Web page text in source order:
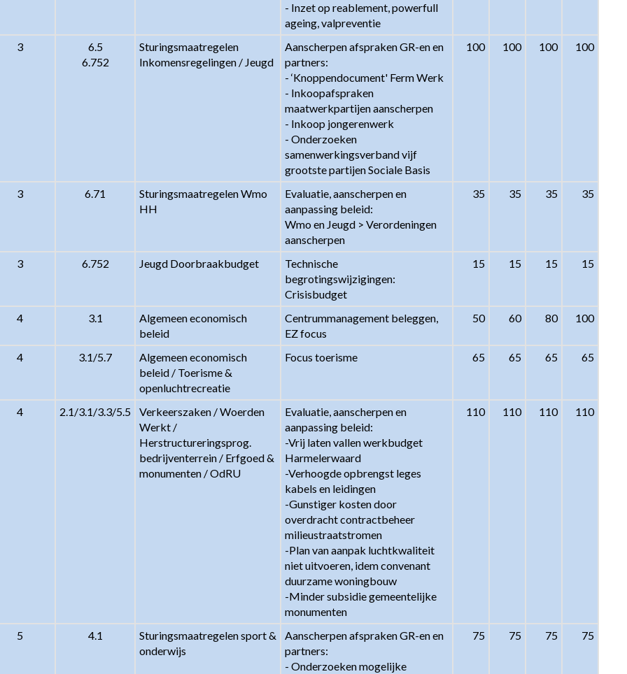
- Inzet op reablement, powerfull
ageing, valpreventie
3
6.5
6.752
Sturingsmaatregelen
Inkomensregelingen / Jeugd
Aanscherpen afspraken GR-en en
partners:
- ‘Knoppendocument' Ferm Werk
- Inkoopafspraken
maatwerkpartijen aanscherpen
- Inkoop jongerenwerk
- Onderzoeken
samenwerkingsverband vijf
grootste partijen Sociale Basis
100 100 100 100
3 6.71
Sturingsmaatregelen Wmo
HH
Evaluatie, aanscherpen en
aanpassing beleid:
Wmo en Jeugd > Verordeningen
aanscherpen
35 35 35 35
3 6.752 Jeugd Doorbraakbudget
Technische
begrotingswijzigingen:
Crisisbudget
15 15 15 15
4 3.1
Algemeen economisch
beleid
Centrummanagement beleggen,
EZ focus
50 60 80 100
4 3.1/5.7
Algemeen economisch
beleid / Toerisme &
openluchtrecreatie
Focus toerisme 65 65 65 65
4 2.1/3.1/3.3/5.5
Verkeerszaken / Woerden
Werkt /
Herstructureringsprog.
bedrijventerrein / Erfgoed &
monumenten / OdRU
Evaluatie, aanscherpen en
aanpassing beleid:
-Vrij laten vallen werkbudget
Harmelerwaard
-Verhoogde opbrengst leges
kabels en leidingen
-Gunstiger kosten door
overdracht contractbeheer
milieustraatstromen
-Plan van aanpak luchtkwaliteit
niet uitvoeren, idem convenant
duurzame woningbouw
-Minder subsidie gemeentelijke
monumenten
110 110 110 110
5 4.1
Sturingsmaatregelen sport &
onderwijs
Aanscherpen afspraken GR-en en
partners:
- Onderzoeken mogelijke
75 75 75 75